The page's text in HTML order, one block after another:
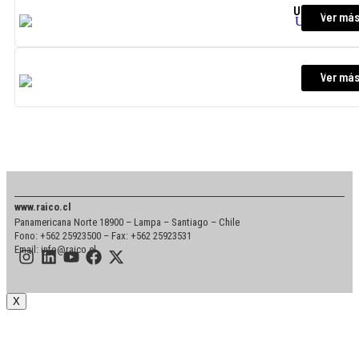
UML/ST –
Ver más
LL317B
Ver más
www.raico.cl
Panamericana Norte 18900 – Lampa – Santiago – Chile
Fono: +562 25923500 – Fax: +562 25923531
Email: info@raico.cl
X